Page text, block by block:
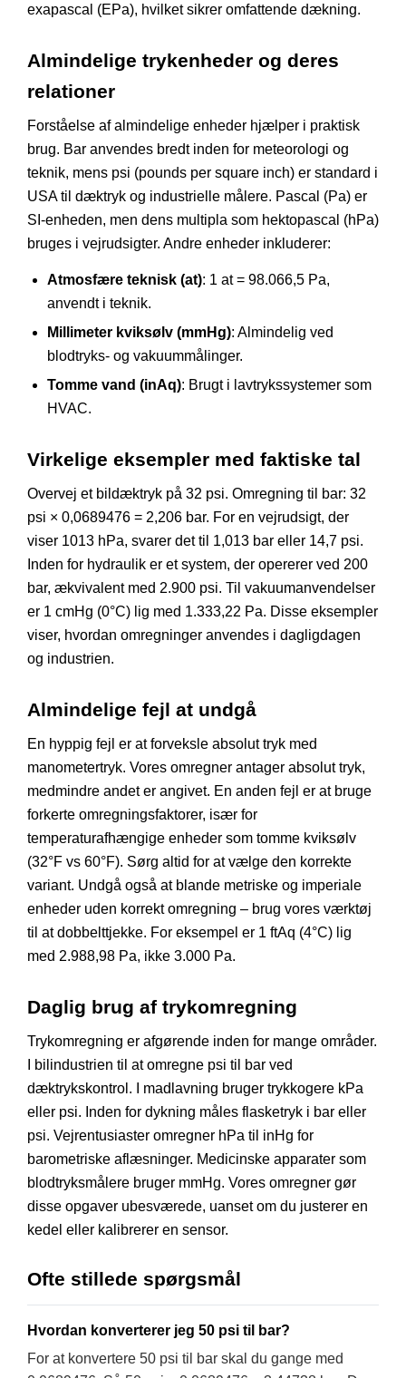
exapascal (EPa), hvilket sikrer omfattende dækning.
Almindelige trykenheder og deres
relationer
Forståelse af almindelige enheder hjælper i praktisk
brug. Bar anvendes bredt inden for meteorologi og
teknik, mens psi (pounds per square inch) er standard i
USA til dæktryk og industrielle målere. Pascal (Pa) er
SI-enheden, men dens multipla som hektopascal (hPa)
bruges i vejrudsigter. Andre enheder inkluderer:
Atmosfære teknisk (at): 1 at = 98.066,5 Pa,
anvendt i teknik.
Millimeter kviksølv (mmHg): Almindelig ved
blodtryks- og vakuummålinger.
Tomme vand (inAq): Brugt i lavtrykssystemer som
HVAC.
Virkelige eksempler med faktiske tal
Overvej et bildæktryk på 32 psi. Omregning til bar: 32
psi × 0,0689476 = 2,206 bar. For en vejrudsigt, der
viser 1013 hPa, svarer det til 1,013 bar eller 14,7 psi.
Inden for hydraulik er et system, der opererer ved 200
bar, ækvivalent med 2.900 psi. Til vakuumanvendelser
er 1 cmHg (0°C) lig med 1.333,22 Pa. Disse eksempler
viser, hvordan omregninger anvendes i dagligdagen
og industrien.
Almindelige fejl at undgå
En hyppig fejl er at forveksle absolut tryk med
manometertryk. Vores omregner antager absolut tryk,
medmindre andet er angivet. En anden fejl er at bruge
forkerte omregningsfaktorer, især for
temperaturafhængige enheder som tomme kviksølv
(32°F vs 60°F). Sørg altid for at vælge den korrekte
variant. Undgå også at blande metriske og imperiale
enheder uden korrekt omregning – brug vores værktøj
til at dobbelttjekke. For eksempel er 1 ftAq (4°C) lig
med 2.988,98 Pa, ikke 3.000 Pa.
Daglig brug af trykomregning
Trykomregning er afgørende inden for mange områder.
I bilindustrien til at omregne psi til bar ved
dæktrykskontrol. I madlavning bruger trykkogere kPa
eller psi. Inden for dykning måles flasketryk i bar eller
psi. Vejrentusiaster omregner hPa til inHg for
barometriske aflæsninger. Medicinske apparater som
blodtryksmålere bruger mmHg. Vores omregner gør
disse opgaver ubesværede, uanset om du justerer en
kedel eller kalibrerer en sensor.
Ofte stillede spørgsmål
Hvordan konverterer jeg 50 psi til bar?
For at konvertere 50 psi til bar skal du gange med